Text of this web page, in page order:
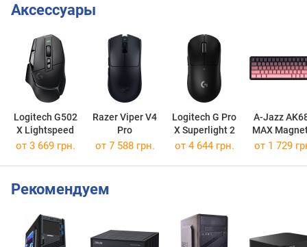
Аксессуары
Logitech G502
X Lightspeed
Razer Viper V4
Pro
Logitech G Pro
X Superlight 2
A-Jazz
MAX
Rice
от 3 669 грн. от 7 588 грн. от 4 644 грн. от 1 729
Рекомендуем